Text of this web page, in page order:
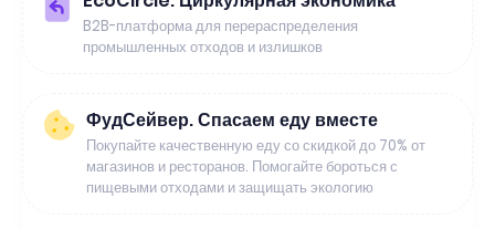
B2B-платформа для перераспределения
промышленных отходов и излишков
ФудСейвер. Спасаем еду вместе
Покупайте качественную еду со скидкой до 70% от
магазинов и ресторанов. Помогайте бороться с
пищевыми отходами и защищать экологию